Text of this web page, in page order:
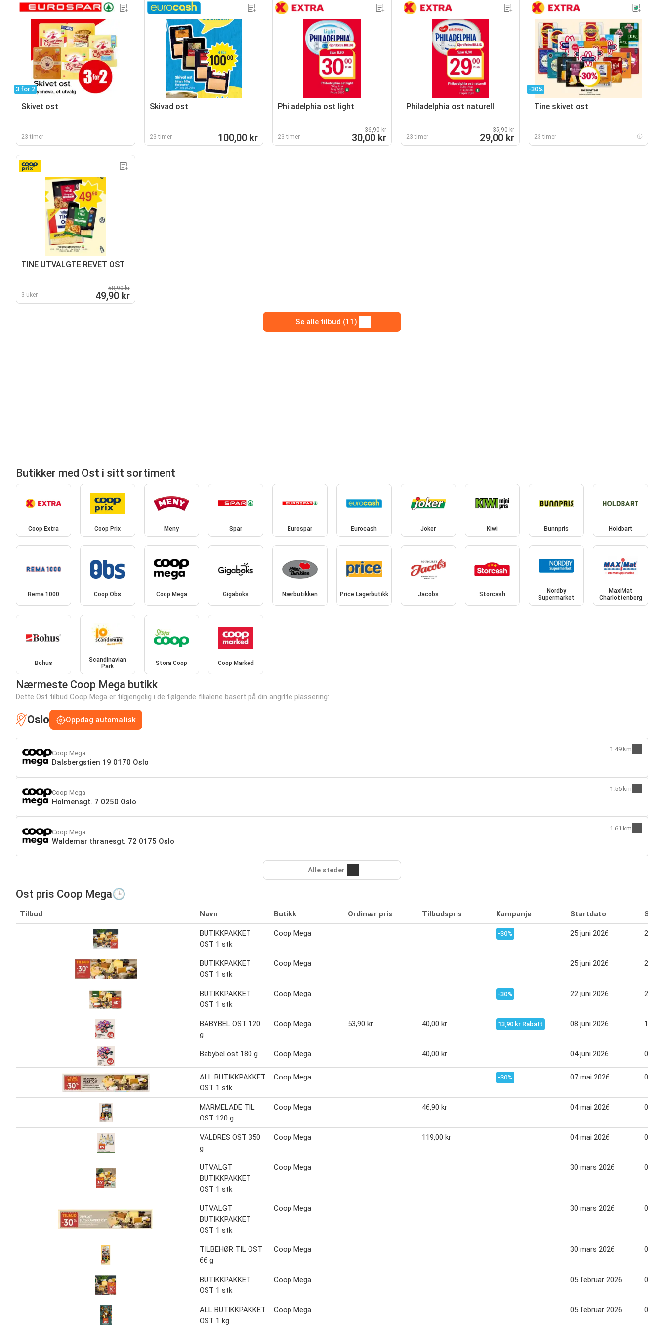
3 for 2
Skivet ost
23 timer
Skivad ost
23 timer 100,00 kr
Philadelphia ost light
23 timer
36,90 kr
30,00 kr
Philadelphia ost naturell
23 timer
35,90 kr
29,00 kr
-30%
Tine skivet ost
23 timer
TINE UTVALGTE REVET OST
3 uker
58,90 kr
49,90 kr
Se alle tilbud (11)
Butikker med Ost i sitt sortiment
Coop Extra Coop Prix Meny Spar Eurospar Eurocash Joker Kiwi Bunnpris Holdbart
Rema 1000 Coop Obs Coop Mega Gigaboks Nærbutikken Price Lagerbutikk Jacobs Storcash
Nordby
Supermarket
MaxiMat
Charlottenberg
Bohus
Scandinavian
Park
Stora Coop Coop Marked
Nærmeste Coop Mega butikk
Dette Ost tilbud Coop Mega er tilgjengelig i de følgende filialene basert på din angitte plassering:
Oslo Oppdag automatisk
Coop Mega
Dalsbergstien 19 0170 Oslo
1.49 km
Coop Mega
Holmensgt. 7 0250 Oslo
1.55 km
Coop Mega
Waldemar thranesgt. 72 0175 Oslo
1.61 km
Alle steder
Ost pris Coop Mega🕒
Tilbud Navn Butikk Ordinær pris Tilbudspris Kampanje Startdato
BUTIKKPAKKET
OST 1 stk
Coop Mega -30% 25 juni 2026 27
BUTIKKPAKKET
OST 1 stk
Coop Mega 25 juni 2026 27
BUTIKKPAKKET
OST 1 stk
Coop Mega -30% 22 juni 2026 27
BABYBEL OST 120
g
Coop Mega 53,90 kr 40,00 kr 13,90 kr Rabatt 08 juni 2026 13
Babybel ost 180 g Coop Mega 40,00 kr 04 juni 2026 06
ALL BUTIKKPAKKET
OST 1 stk
Coop Mega -30% 07 mai 2026 09
MARMELADE TIL
OST 120 g
Coop Mega 46,90 kr 04 mai 2026 09
VALDRES OST 350
g
Coop Mega 119,00 kr 04 mai 2026 09
UTVALGT
BUTIKKPAKKET
OST 1 stk
Coop Mega 30 mars 2026 04
UTVALGT
BUTIKKPAKKET
OST 1 stk
Coop Mega 30 mars 2026 04
TILBEHØR TIL OST
66 g
Coop Mega 30 mars 2026 04
BUTIKKPAKKET
OST 1 stk
Coop Mega 05 februar 2026 07
ALL BUTIKKPAKKET
OST 1 kg
Coop Mega 05 februar 2026 07